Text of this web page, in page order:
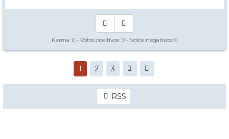
Karma: 0 - Votos positivos: 0 - Votos negativos: 0
1 2 3
RSS